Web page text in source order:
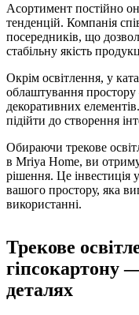
Асортимент постійно
тенденцій. Компанія
посередників, що
стабільну якість
Окрім освітлення, у
облаштування простору
декоративних
підійти до створення
Обираючи трекове
в Mriya Home, ви
рішення. Це інвестиція
вашого простору, яка
використанні.
Трекове
гіпсокартону
деталях